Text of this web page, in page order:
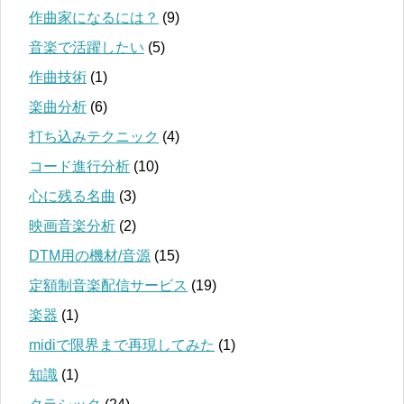
作曲家になるには？ (9)
音楽で活躍したい (5)
作曲技術 (1)
楽曲分析 (6)
打ち込みテクニック (4)
コード進行分析 (10)
心に残る名曲 (3)
映画音楽分析 (2)
DTM用の機材/音源 (15)
定額制音楽配信サービス (19)
楽器 (1)
midiで限界まで再現してみた (1)
知識 (1)